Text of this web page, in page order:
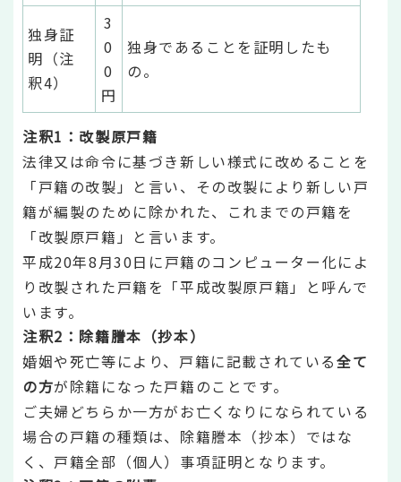
独身証
明（注
釈4）
3
0
0
円
独身であることを証明したも
の。
注釈1：改製原戸籍
法律又は命令に基づき新しい様式に改めることを
「戸籍の改製」と言い、その改製により新しい戸
籍が編製のために除かれた、これまでの戸籍を
「改製原戸籍」と言います。
平成20年8月30日に戸籍のコンピューター化によ
り改製された戸籍を「平成改製原戸籍」と呼んで
います。
注釈2：除籍謄本（抄本）
婚姻や死亡等により、戸籍に記載されている全て
の方が除籍になった戸籍のことです。
ご夫婦どちらか一方がお亡くなりになられている
場合の戸籍の種類は、除籍謄本（抄本）ではな
く、戸籍全部（個人）事項証明となります。